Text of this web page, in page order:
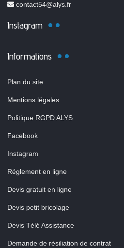
contact54@alys.fr
Instagram
Informations
Plan du site
Mentions légales
Politique RGPD ALYS
Facebook
Instagram
Réglement en ligne
Devis gratuit en ligne
Devis petit bricolage
Devis Télé Assistance
Demande de résiliation de contrat